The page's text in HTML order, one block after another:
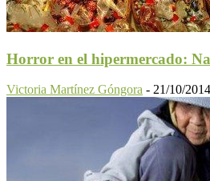
Horror en el hipermercado:
Victoria Martínez Góngora - 21/10/2014